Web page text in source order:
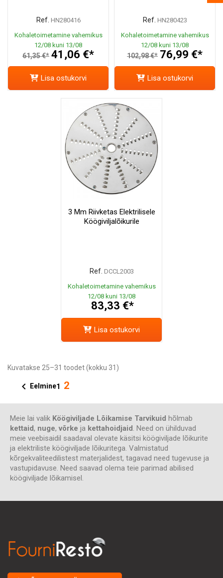
Ref. HN280416
Kohaletoimetamine vahemikus
12/08 kuni 13/08
61,35 €* 41,06 €*
Lisa ostukorvi
Ref. HN280423
Kohaletoimetamine vahemikus
12/08 kuni 13/08
102,98 €* 76,99 €*
Lisa ostukorvi
3 Mm Riivketas Elektrilisele
Köögiviljalõikurile
Ref. DCCL2003
Kohaletoimetamine vahemikus
12/08 kuni 13/08
83,33 €*
Lisa ostukorvi
Kuvatakse 25–31 toodet (kokku 31)
 Eelmine1 2
Meie lai valik Köögiviljade Lõikamise Tarvikuid hõlmab
kettaid, nuge, võrke ja kettahoidjaid . Need on ühilduvad
meie veebisaidil saadaval olevate käsitsi köögiviljade lõikurite
ja elektriliste köögiviljade lõikuritega. Valmistatud
kõrgekvaliteedilistest materjalidest, tagavad need tugevuse ja
vastupidavuse. Need saavad olema teie parimad abilised
köögiviljade lõikamisel.